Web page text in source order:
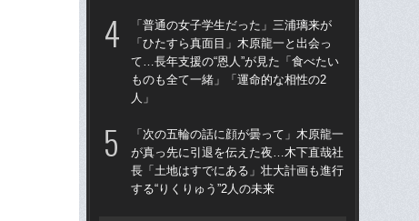
「普通の女子学生だった」三浦璃来が
「ひたすら真面目」木原龍一と出会っ
て…長年支援の“恩人”が見た「食べたい
ものも全て一緒」「運命的な相性の2
人」
「次の五輪の話に顔が曇って」木原龍一
が真っ先に引退を伝えた夜…木下直哉社
長「土地はすでにある」壮大計画も進行
する“りくりゅう”2人の未来